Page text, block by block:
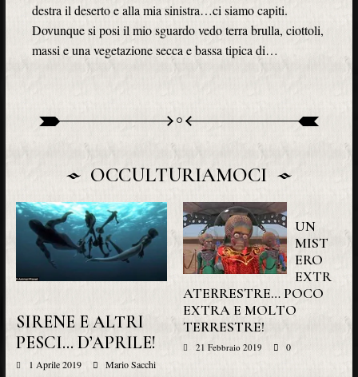
destra il deserto e alla mia sinistra…ci siamo capiti.
Dovunque si posi il mio sguardo vedo terra brulla, ciottoli,
massi e una vegetazione secca e bassa tipica di…
OCCULTURIAMOCI
SIRENE E ALTRI
PESCI… D’APRILE!
1 Aprile 2019
Mario Sacchi
UN
MIST
ERO
EXTR
ATERRESTRE… POCO
EXTRA E MOLTO
TERRESTRE!
21 Febbraio 2019 0